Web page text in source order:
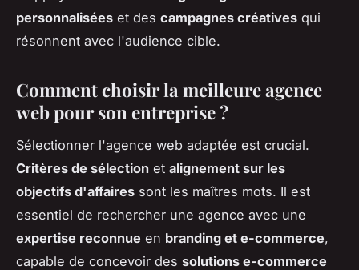
personnalisées et des campagnes créatives qui
résonnent avec l'audience cible.
Comment choisir la meilleure agence
web pour son entreprise ?
Sélectionner l'agence web adaptée est crucial.
Critères de sélection et alignement sur les
objectifs d'affaires sont les maîtres mots. Il est
essentiel de rechercher une agence avec une
expertise reconnue en branding et e-commerce,
capable de concevoir des solutions e-commerce